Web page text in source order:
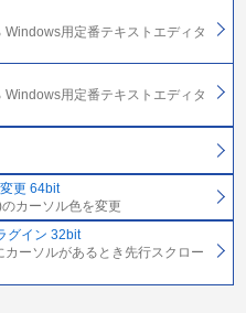
用定番テキストエディタ
用定番テキストエディタ
更 64bit
カーソル色を変更
グイン 32bit
ーソルがあるとき先行スクロー